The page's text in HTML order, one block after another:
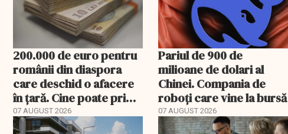
200.000 de euro pentru
românii din diaspora
care deschid o afacere
în țară. Cine poate primi
banii și ce trebuie
rambursat
07 AUGUST 2026
Pariul de 900 de
milioane de dolari al
Chinei. Compania de
roboți care vine la bursă
07 AUGUST 2026